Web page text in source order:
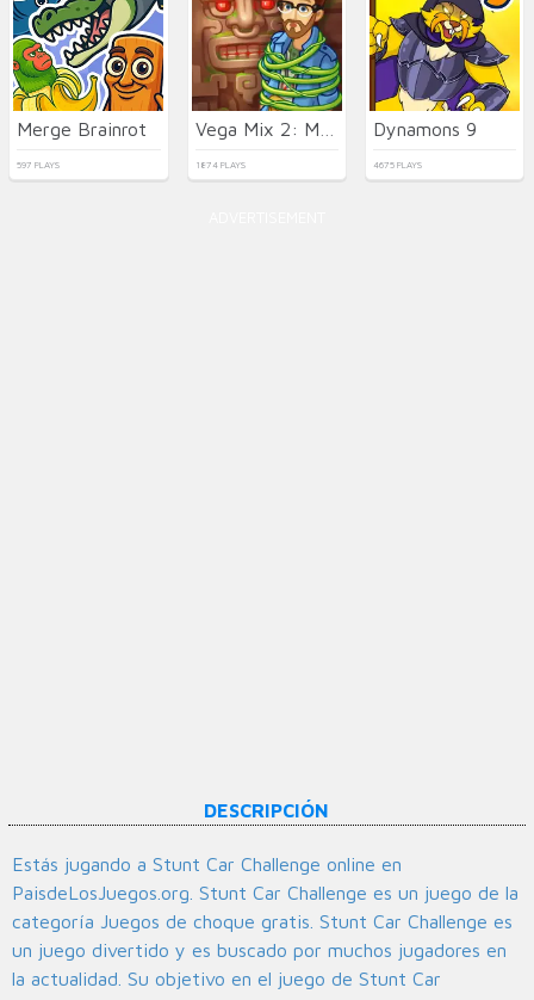
Merge Brainrot
597 PLAYS 1874 PLAYS
Dynamons 9
4675 PLAYS
DESCRIPCIÓN
Estás jugando a Stunt Car Challenge online en
PaisdeLosJuegos.org. Stunt Car Challenge es un juego de la
categoría Juegos de choque gratis. Stunt Car Challenge es
un juego divertido y es buscado por muchos jugadores en
la actualidad. Su objetivo en el juego de Stunt Car